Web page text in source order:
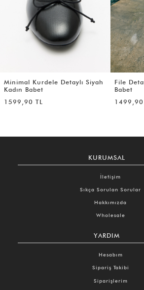
Minimal Kurdele Detaylı Siyah
Kadın Babet
1599,90 TL
File
Babet
1499,90
KURUMSAL
İletişim
Sıkça Sorulan Sorular
Hakkımızda
Wholesale
YARDIM
Hesabım
Sipariş Takibi
Siparişlerim